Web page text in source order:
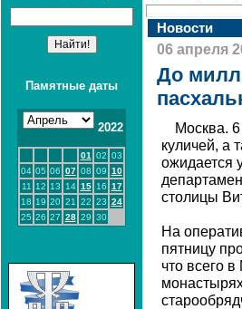
Памятные даты
2022
01 02 03
04 05 06 07 08 09 10
11
12 13 14 15 16 17
18 19 20 21 22 23 24
25 26 27 28 29 30
Новости
06 апреля
До
Москва.
куличей, а
ожидается
столицы
На
пятницу
что всего